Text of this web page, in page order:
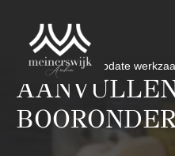
20 april 2024 Update